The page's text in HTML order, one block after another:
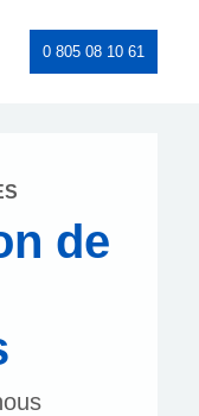
0 805 08 10 61
de